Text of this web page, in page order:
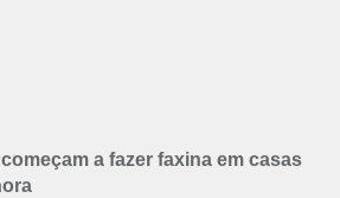
a fazer faxina em casas